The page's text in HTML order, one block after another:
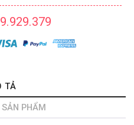
TẢ
PHẨM